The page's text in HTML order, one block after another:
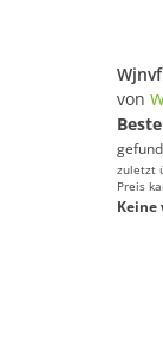
von
zuletzt
Preis
Keine